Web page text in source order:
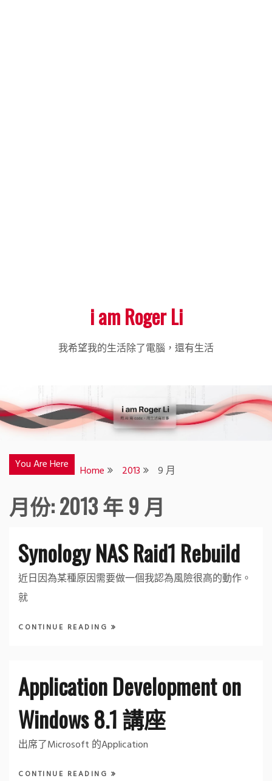
i am Roger Li
我希望我的生活除了電腦，還有生活
You Are Here Home 2013 9 月
月份:2013 年 9 月
Synology NAS Raid1 Rebuild
近日因為某種原因需要做一個我認為風險很高的動作。
就
CONTINUE READING
Application Development on
Windows 8.1 講座
出席了Microsoft 的Application
CONTINUE READING